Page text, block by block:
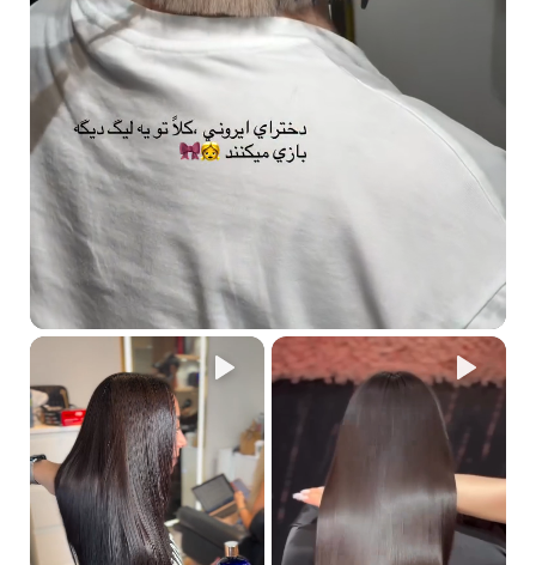
لقد قمت بعملية فرد الشعر من بيلا ريو، هل يمكنني استخدام
مجموعة العناية المنزلية؟
بالتأكيد. تعالج المجموعة الشعر وتجعل فرد الشعر يدوم لفترة أطول.
لماذا يدوم فرد شعري لفترة أطول مع استخدام مجموعة العناية
المنزلية؟
بفضل تركيبتها القوية التي تحتوي على Silsoft CLX-E، وهو مُكوّن فعال
يُقلل من التجعد والتطاير ويضمن استقامة الشعر لفترة طويلة.
لماذا يجب عليّ استخدام منتجات خالية من الملح والكبريتات بعد فرد
الشعر؟
تحتوي خصلات الشعر على طبقة خارجية تُحيط بها وتحميها. تعمل
الكبريتات والملح والمواد الضارة الأخرى على فتح هذه الطبقة الواقية، مما
يسمح للمواد الكيميائية الضارة بالتغلغل إلى داخل الشعر، مما قد يجعل
شعركِ خشنًا ويُقلل من مدة استمرار فرد الشعر.
كيف تعمل المجموعة؟